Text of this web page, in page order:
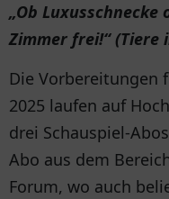
„Ob
Zimmer frei!“ (Tiere
Die Vorbereitungen
2025 laufen auf
drei Schauspiel-
Abo aus dem
Forum, wo auch